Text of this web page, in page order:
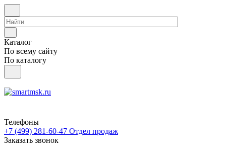
Каталог
По всему сайту
По каталогу
Телефоны
+7 (499) 281-60-47 Отдел продаж
Заказать звонок